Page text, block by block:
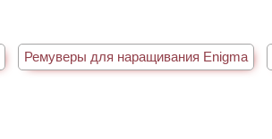
Ремуверы для наращивания Enigma